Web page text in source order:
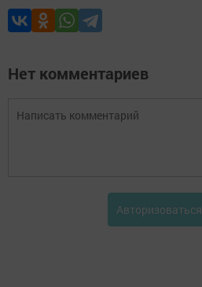
Нет комментариев
Авторизоваться